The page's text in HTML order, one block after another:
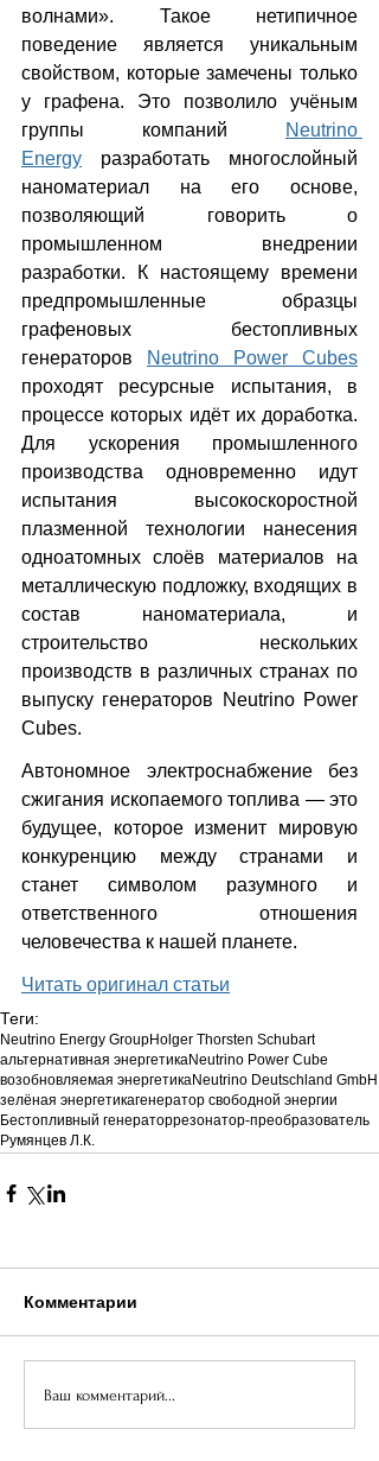
волнами». Такое нетипичное
поведение является уникальным
свойством, которые замечены только
у графена. Это позволило учёным
группы компаний
Neutrino
Energy разработать многослойный
наноматериал на его основе,
позволяющий говорить о
промышленном внедрении
разработки. К настоящему времени
предпромышленные образцы
графеновых бестопливных
генераторов
Neutrino Power Cubes
проходят ресурсные испытания, в
процессе которых идёт их доработка.
Для ускорения промышленного
производства одновременно идут
испытания высокоскоростной
плазменной технологии нанесения
одноатомных слоёв материалов на
металлическую подложку, входящих в
состав наноматериала, и
строительство нескольких
производств в различных странах по
выпуску генераторов Neutrino Power
Cubes.
Автономное электроснабжение без
сжигания ископаемого топлива — это
будущее, которое изменит мировую
конкуренцию между странами и
станет символом разумного и
ответственного отношения
человечества к нашей планете.
Читать оригинал статьи
Теги:
Neutrino Energy GroupHolger Thorsten Schubart
альтернативная энергетикаNeutrino Power Cube
возобновляемая энергетикаNeutrino Deutschland GmbH
зелёная энергетикагенератор свободной энергии
Бестопливный генераторрезонатор-преобразователь
Румянцев Л.К.
Комментарии
Ваш комментарий...